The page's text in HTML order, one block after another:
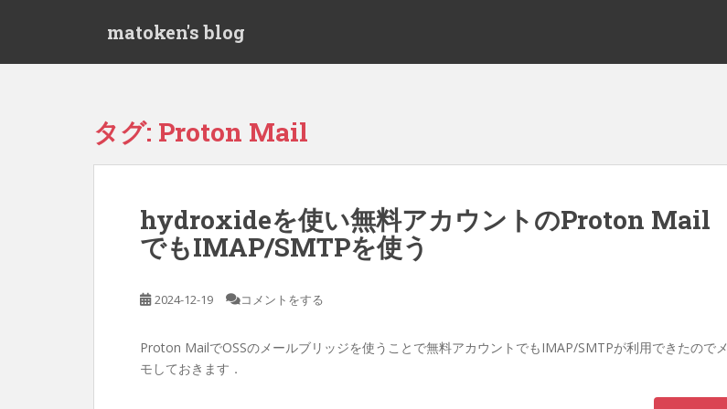
matoken's blog
タグ: Proton Mail
hydroxideを使い無料アカウントのProton Mail
でもIMAP/SMTPを使う
2024-12-19 コメントをする
Proton MailでOSSのメールブリッジを使うことで無料アカウントでもIMAP/SMTPが利用できたのでメ
モしておきます．